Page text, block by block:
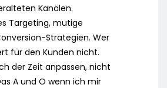
Kanälen.
Targeting, mutige
Strategien. Wer
für den Kunden nicht.
der Zeit anpassen, nicht
A und O wenn ich mir